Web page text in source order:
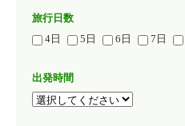
旅行日数
4日
5日 6日 7日
出発時間